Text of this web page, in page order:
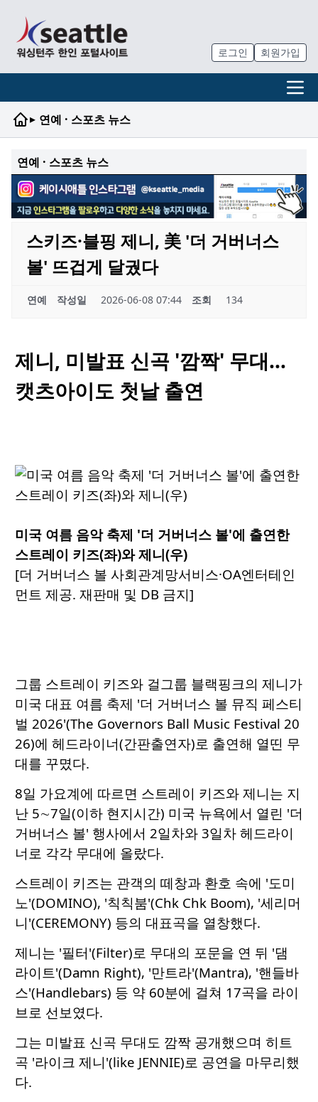
로그인 회원가입
▸ 연예 · 스포츠 뉴스
연예 · 스포츠 뉴스
스키즈·블핑 제니, 美 '더 거버너스
볼' 뜨겁게 달궜다
연예 작성일 2026-06-08 07:44 조회 134
제니, 미발표 신곡 '깜짝' 무대…
캣츠아이도 첫날 출연
미국 여름 음악 축제 '더 거버너스 볼'에 출연한
스트레이 키즈(좌)와 제니(우)
[더 거버너스 볼 사회관계망서비스·OA엔터테인
먼트 제공. 재판매 및 DB 금지]
그룹 스트레이 키즈와 걸그룹 블랙핑크의 제니가
미국 대표 여름 축제 '더 거버너스 볼 뮤직 페스티
벌 2026'(The Governors Ball Music Festival 20
26)에 헤드라이너(간판출연자)로 출연해 열띤 무
대를 꾸몄다.
8일 가요계에 따르면 스트레이 키즈와 제니는 지
난 5∼7일(이하 현지시간) 미국 뉴욕에서 열린 '더
거버너스 볼' 행사에서 2일차와 3일차 헤드라이
너로 각각 무대에 올랐다.
스트레이 키즈는 관객의 떼창과 환호 속에 '도미
노'(DOMINO), '칙칙붐'(Chk Chk Boom), '세리머
니'(CEREMONY) 등의 대표곡을 열창했다.
제니는 '필터'(Filter)로 무대의 포문을 연 뒤 '댐
라이트'(Damn Right), '만트라'(Mantra), '핸들바
스'(Handlebars) 등 약 60분에 걸쳐 17곡을 라이
브로 선보였다.
그는 미발표 신곡 무대도 깜짝 공개했으며 히트
곡 '라이크 제니'(like JENNIE)로 공연을 마무리했
다.